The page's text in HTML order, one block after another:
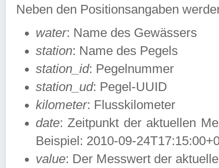
Neben den Positionsangaben
water: Name des Gewässers
station: Name des Pegels
station_id: Pegelnummer
station_ud: Pegel-UUID
kilometer: Flusskilometer
date: Zeitpunkt der aktuellen
Beispiel: 2010-09-
value: Der Messwert der